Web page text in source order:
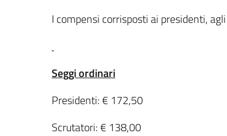
I compensi corrisposti ai presidenti,
Seggi ordinari
Presidenti: € 172,50
Scrutatori: € 138,00